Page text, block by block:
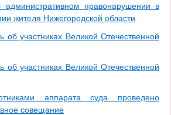
административном правонарушении в
жителя Нижегородской области
об участниках Великой Отечественной
об участниках Великой Отечественной
аппарата суда проведено
совещание